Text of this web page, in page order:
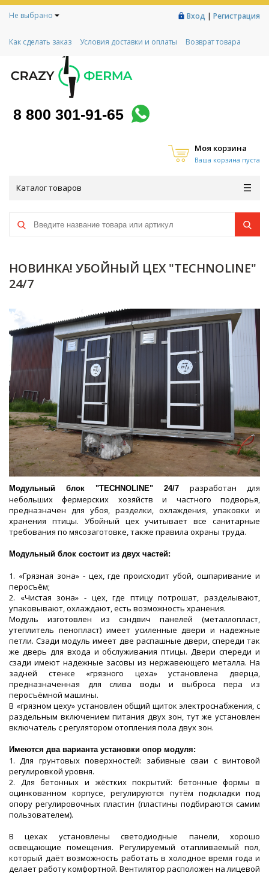
Не выбрано Вход | Регистрация
Как сделать заказ Условия доставки и оплаты
Возврат товара
Контакты
Социальный контракт
Любимая ферма
8 800 301-91-65
Моя корзина
Ваша корзина пуста
Каталог товаров
НОВИНКА! УБОЙНЫЙ ЦЕХ "TECHNOLINE"
24/7
Модульный блок "TECHNOLINE" 24/7 разработан для
небольших фермерских хозяйств и частного подворья,
предназначен для убоя, разделки, охлаждения, упаковки и
хранения птицы. Убойный цех учитывает все санитарные
требования по мясозаготовке, также правила охраны труда.
Модульный блок состоит из двух частей:
1. «Грязная зона» - цех, где происходит убой, ошпаривание и
перосъём;
2. «Чистая зона» - цех, где птицу потрошат, разделывают,
упаковывают, охлаждают, есть возможность хранения.
Модуль изготовлен из сэндвич панелей (металлопласт,
утеплитель пенопласт) имеет усиленные двери и надежные
петли. Сзади модуль имеет две распашные двери, спереди так
же дверь для входа и обслуживания птицы. Двери спереди и
сзади имеют надежные засовы из нержавеющего металла. На
задней стенке «грязного цеха» установлена дверца,
предназначенная для слива воды и выброса пера из
перосъёмной машины.
В «грязном цеху» установлен общий щиток электроснабжения, с
раздельным включением питания двух зон, тут же установлен
включатель с регулятором отопления пола двух зон.
Имеются два варианта установки опор модуля:
1. Для грунтовых поверхностей: забивные сваи с винтовой
регулировкой уровня.
2. Для бетонных и жёстких покрытий: бетонные формы в
оцинкованном корпусе, регулируются путём подкладки под
опору регулировочных пластин (пластины подбираются самим
пользователем).
В цехах установлены светодиодные панели, хорошо
освещающие помещения. Регулируемый отапливаемый пол,
который даёт возможность работать в холодное время года и
делает работу комфортной. Вентилятор расположен на лицевой